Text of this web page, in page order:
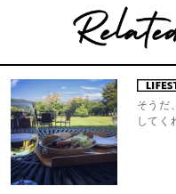
そうだ
してく